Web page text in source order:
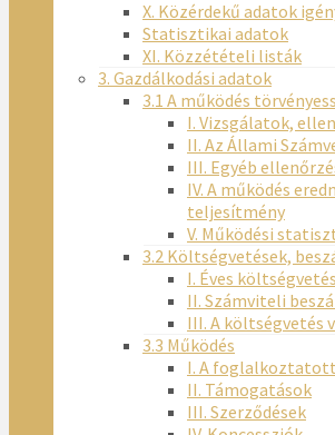
X. Közérdekű adatok
Statisztikai adatok
XI. Közzétételi listák
3. Gazdálkodási adatok
3.1 A működés
I. Vizsgálatok,
II. Az Állami
III. Egyéb
IV. A működés
teljesítmény
V. Működési
3.2 Költségvetések,
I. Éves
II. Számviteli
III. A költségvetés
3.3 Működés
I. A
II. Támogatások
III. Szerződések